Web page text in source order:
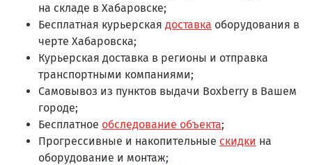
на складе в Хабаровске;
Бесплатная курьерская доставка оборудования в
черте Хабаровска;
Курьерская доставка в регионы и отправка
транспортными компаниями;
Самовывоз из пунктов выдачи Boxberry в Вашем
городе;
Бесплатное обследование объекта;
Прогрессивные и накопительные скидки на
оборудование и монтаж;